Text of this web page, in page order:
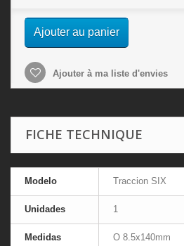
Ajouter au panier
Ajouter à ma liste d'envies
FICHE TECHNIQUE
Modelo Traccion SIX
Unidades 1
Medidas O 8.5x140mm